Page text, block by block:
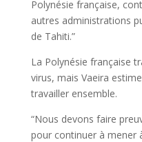
Polynésie française,
autres administrations
de Tahiti.”
La Polynésie française
virus, mais Vaeira
travailler ensemble.
“Nous devons faire
pour continuer à mener